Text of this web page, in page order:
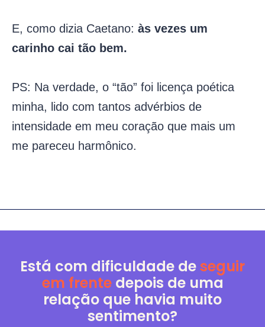
E, como dizia Caetano: às vezes um
carinho cai tão bem.
PS: Na verdade, o “tão” foi licença poética
minha, lido com tantos advérbios de
intensidade em meu coração que mais um
me pareceu harmônico.
Está com dificuldade deseguir
em frentedepois de uma
relação que havia muito
sentimento?